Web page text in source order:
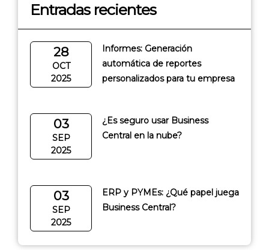
Entradas recientes
28
OCT
2025
Informes: Generación
automática de reportes
personalizados para tu empresa
03
SEP
2025
¿Es seguro usar Business
Central en la nube?
03
SEP
2025
ERP y PYMEs: ¿Qué papel juega
Business Central?